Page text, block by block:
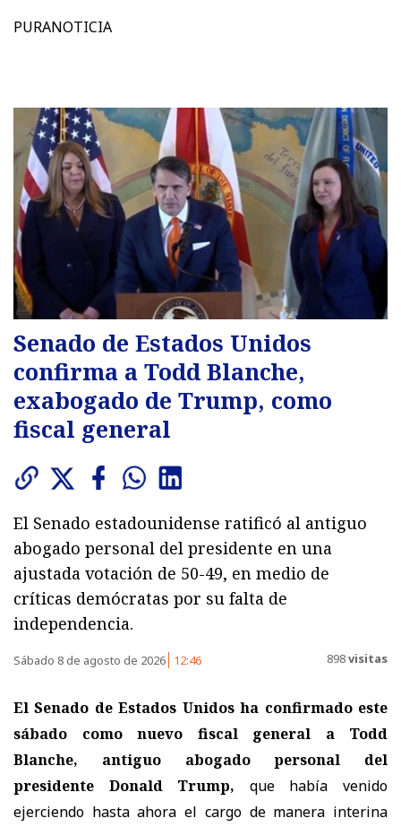
PURANOTICIA
Senado de Estados Unidos
confirma a Todd Blanche,
exabogado de Trump, como
fiscal general
El Senado estadounidense ratificó al antiguo
abogado personal del presidente en una
ajustada votación de 50-49, en medio de
críticas demócratas por su falta de
independencia.
Sábado 8 de agosto de 2026 12:46 898visitas
El Senado de Estados Unidos ha confirmado este
sábado como nuevo fiscal general a Todd
Blanche, antiguo abogado personal del
presidente Donald Trump, que había venido
ejerciendo hasta ahora el cargo de manera interina